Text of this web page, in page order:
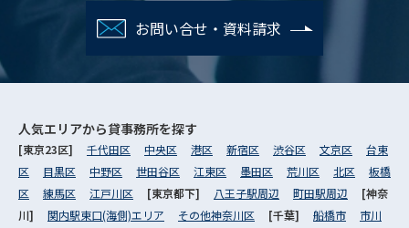
お問い合せ・資料請求
人気エリアから貸事務所を探す
[東京23区] 千代田区 中央区 港区 新宿区 渋谷区 文京区
台東
区
目黒区 中野区 世田谷区 江東区 墨田区 荒川区 北区
板橋
区
練馬区 江戸川区 [東京都下] 八王子駅周辺 町田駅周辺
[神奈
川] 関内駅東口(海側)エリア その他神奈川区 [千葉] 船橋市
市川